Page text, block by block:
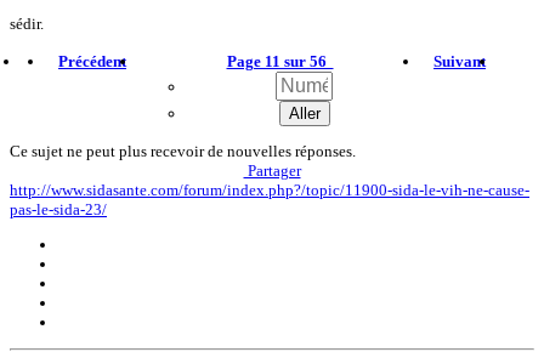
sédir.
Précédent Suivant
Page 11 sur 56
Ce sujet ne peut plus recevoir de nouvelles réponses.
Partager
http://www.sidasante.com/forum/index.php?/topic/11900-sida-le-vih-ne-cause-
pas-le-sida-23/